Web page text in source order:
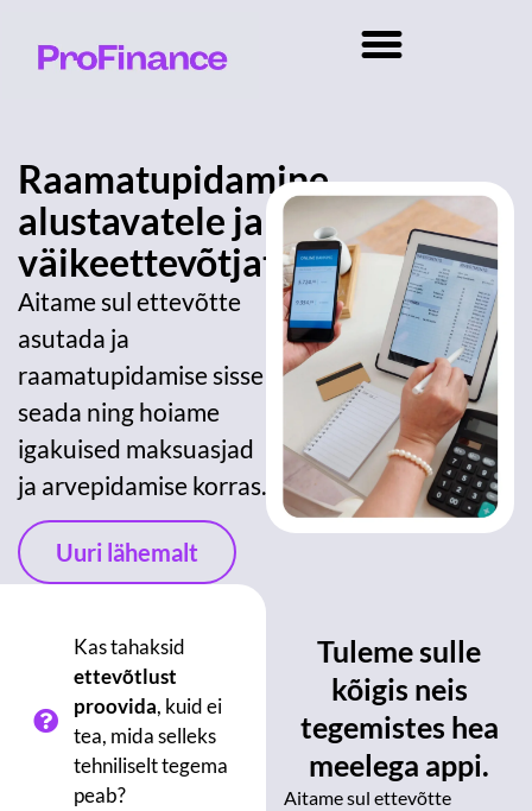
Raamatupidamine
alustavatele ja
väikeettevõtjatele
Aitame sul ettevõtte
asutada ja
raamatupidamise sisse
seada ning hoiame
igakuised maksuasjad
ja arvepidamise korras.
Uuri lähemalt
Kas tahaksid
ettevõtlust
proovida, kuid ei
tea, mida selleks
tehniliselt tegema
peab?
Tuleme sulle
kõigis neis
tegemistes hea
meelega appi.
Aitame sul ettevõtte